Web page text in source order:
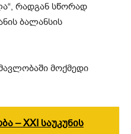
რადგან სწორად
ბალანსის
მოქმედი
– XXI საუკუნის